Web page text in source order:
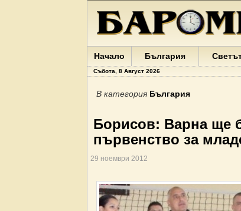
Начало България
Събота, 8 Август 2026
В категория България
Борисов: Варна ще
първенство за
29 ноември 2012